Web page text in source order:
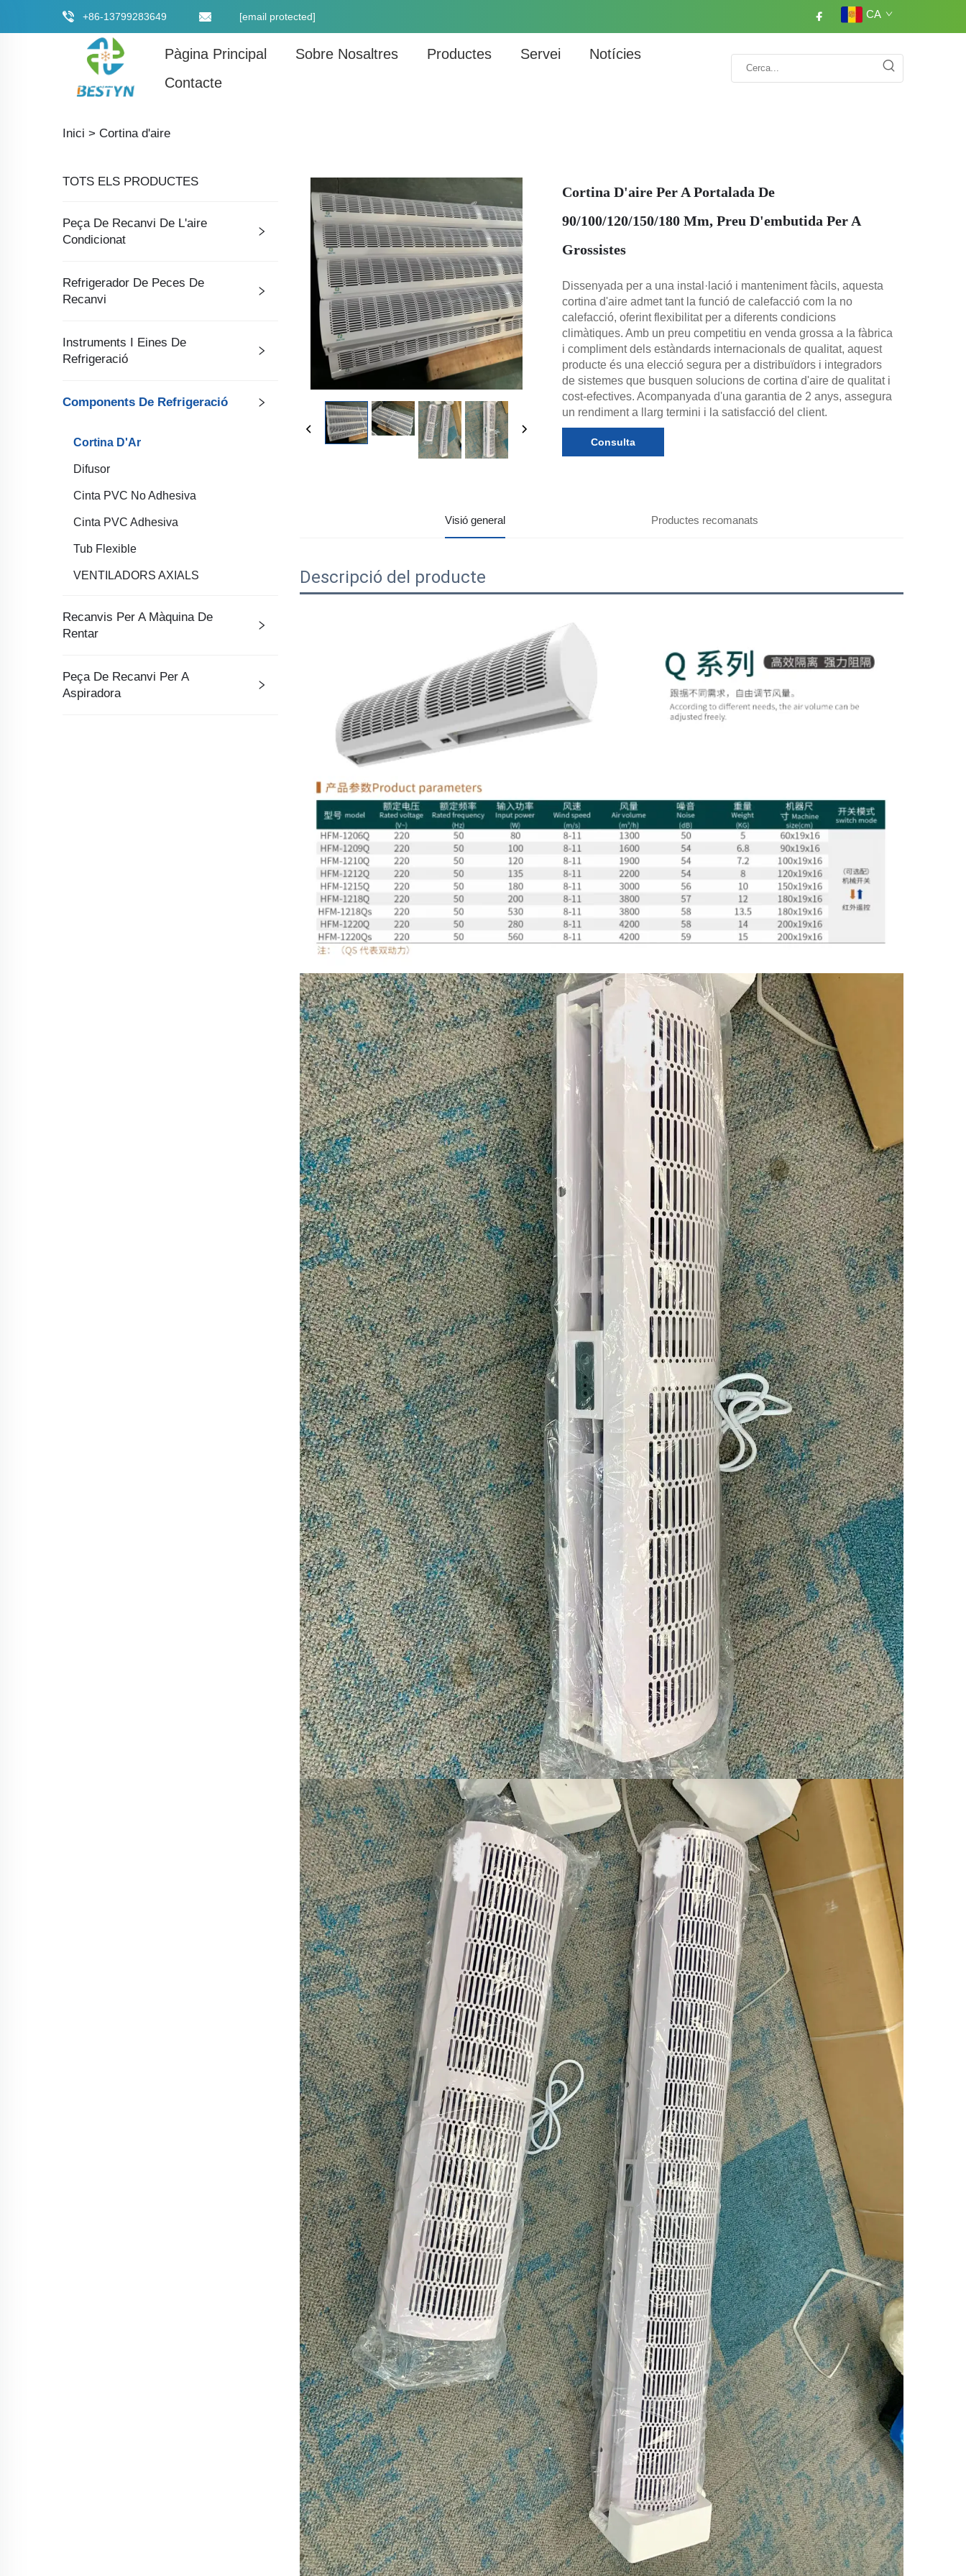
+86-13799283649 [email protected] CA
Pàgina Principal Sobre Nosaltres Productes Servei
Notícies
Contacte
Inici > Cortina d'aire
TOTS ELS PRODUCTES
Peça De Recanvi De L'aire
Condicionat
Refrigerador De Peces De
Recanvi
Instruments I Eines De
Refrigeració
Components De Refrigeració
Cortina D'Ar
Difusor
Cinta PVC No Adhesiva
Cinta PVC Adhesiva
Tub Flexible
VENTILADORS AXIALS
Recanvis Per A Màquina De
Rentar
Peça De Recanvi Per A
Aspiradora
Cortina D'aire Per A Portalada De
90/100/120/150/180 Mm, Preu D'embutida Per A
Grossistes
Dissenyada per a una instal·lació i manteniment fàcils, aquesta
cortina d'aire admet tant la funció de calefacció com la no
calefacció, oferint flexibilitat per a diferents condicions
climàtiques. Amb un preu competitiu en venda grossa a la fàbrica
i compliment dels estàndards internacionals de qualitat, aquest
producte és una elecció segura per a distribuïdors i integradors
de sistemes que busquen solucions de cortina d'aire de qualitat i
cost-efectives. Acompanyada d'una garantia de 2 anys, assegura
un rendiment a llarg termini i la satisfacció del client.
Consulta
Visió general Productes recomanats
Descripció del producte